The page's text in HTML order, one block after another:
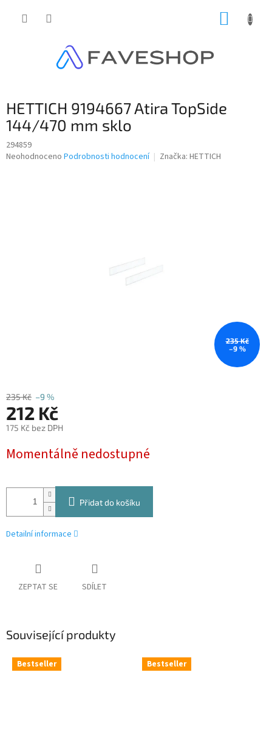
HETTICH 9194667 Atira TopSide
144/470 mm sklo
294859
Průměrné
Neohodnoceno Podrobnosti hodnocení Značka: HETTICH
235 Kč
–9 %
235 Kč –9 %
212 Kč
175 Kč bez DPH
cena:
Momentálně nedostupné
Přidat do košíku
Detailní informace
ZEPTAT SE SDÍLET
Související produkty
Bestseller Bestseller